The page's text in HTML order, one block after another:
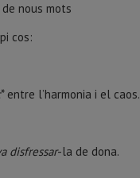
nous mots
cos:
* entre l’harmonia i el caos.
disfressar-la de dona.